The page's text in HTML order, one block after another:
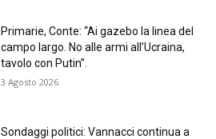
Primarie, Conte: “Ai gazebo la linea del
campo largo. No alle armi all’Ucraina,
tavolo con Putin”.
3 Agosto 2026
Sondaggi politici: Vannacci continua a